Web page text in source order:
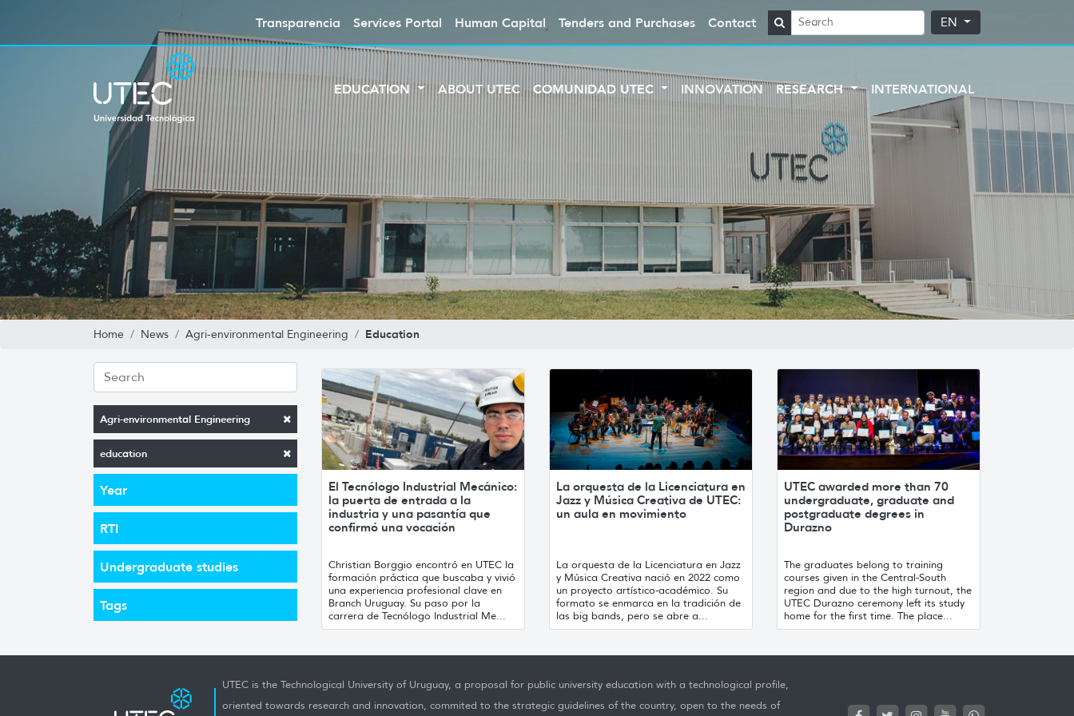
Transparencia Services Portal Human Capital Tenders and Purchases Contact EN
EDUCATION ABOUT UTEC COMUNIDAD UTEC INNOVATION RESEARCH INTERNATIONAL
Home News Agri-environmental Engineering Education
Agri-environmental Engineering
education
Year
RTI
Undergraduate studies
Tags
El Tecnólogo Industrial Mecánico:
la puerta de entrada a la
industria y una pasantía que
confirmó una vocación
Christian Borggio encontró en UTEC la
formación práctica que buscaba y vivió
una experiencia profesional clave en
Branch Uruguay. Su paso por la
carrera de Tecnólogo Industrial Me...
La orquesta de la Licenciatura en
Jazz y Música Creativa de UTEC:
un aula en movimiento
La orquesta de la Licenciatura en Jazz
y Música Creativa nació en 2022 como
un proyecto artístico-académico. Su
formato se enmarca en la tradición de
las big bands, pero se abre a...
UTEC awarded more than 70
undergraduate, graduate and
postgraduate degrees in
Durazno
The graduates belong to training
courses given in the Central-South
region and due to the high turnout, the
UTEC Durazno ceremony left its study
home for the first time. The place...
UTEC is the Technological University of Uruguay, a proposal for public university education with a technological profile,
oriented towards research and innovation, commited to the strategic guidelines of the country, open to the needs of